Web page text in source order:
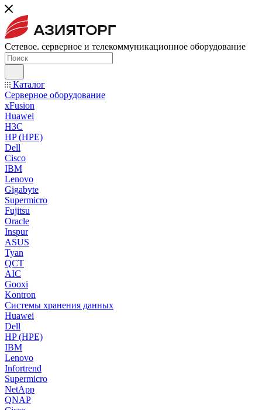
Сетевое. серверное и телекоммуникационное оборудование
Каталог
Серверное оборудование
xFusion
Huawei
H3C
HP (HPE)
Dell
Cisco
IBM
Lenovo
Gigabyte
Supermicro
Fujitsu
Oracle
Inspur
ASUS
Tyan
QCT
AIC
Gooxi
Kontron
Системы хранения данных
Huawei
Dell
HP (HPE)
IBM
Lenovo
Infortrend
Supermicro
NetApp
QNAP